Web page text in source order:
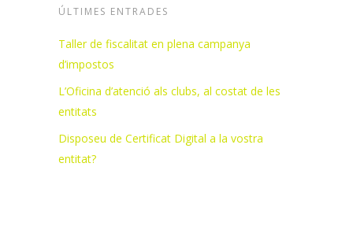
ÚLTIMES ENTRADES
Taller de fiscalitat en plena campanya
d’impostos
L’Oficina d’atenció als clubs, al costat de les
entitats
Disposeu de Certificat Digital a la vostra
entitat?